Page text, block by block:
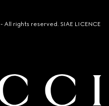
All rights reserved. SIAE LICENCE